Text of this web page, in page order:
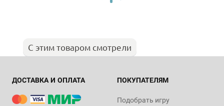
С этим товаром смотрели
ДОСТАВКА И ОПЛАТА ПОКУПАТЕЛЯМ
Подобрать игру